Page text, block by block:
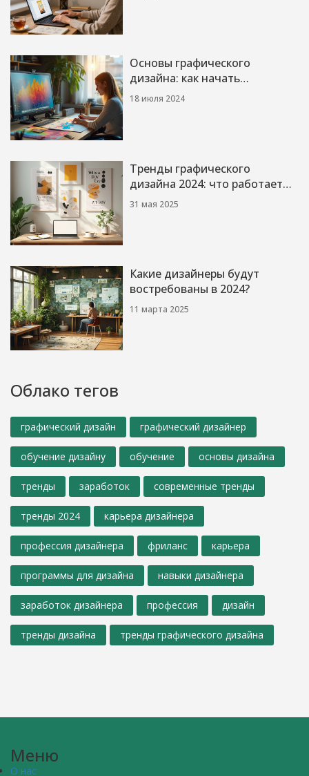
Основы графического
дизайна: как начать
зарабатывать
18 июля 2024
Тренды графического
дизайна 2024: что работает
сейчас
31 мая 2025
Какие дизайнеры будут
востребованы в 2024?
11 марта 2025
Облако тегов
графический дизайн графический дизайнер
обучение дизайну обучение основы дизайна
тренды заработок современные тренды
тренды 2024 карьера дизайнера
профессия дизайнера фриланс карьера
программы для дизайна навыки дизайнера
заработок дизайнера профессия дизайн
тренды дизайна тренды графического дизайна
Меню
О нас